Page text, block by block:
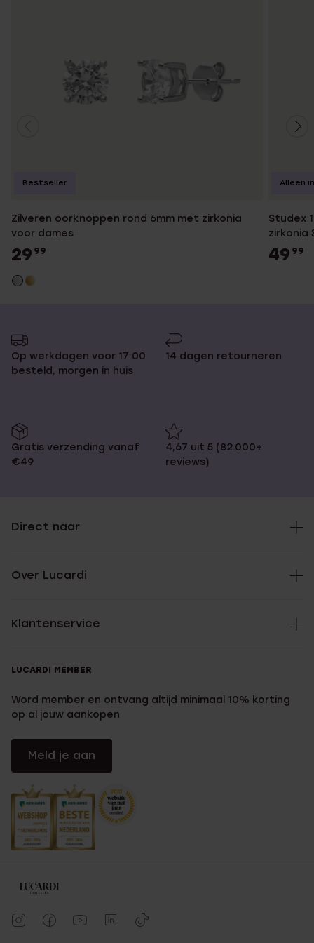
Zilveren oorknoppen rond 6mm met zirkonia
voor dames
29 99
Bestseller
Studex
zirkonia
49 99
Alleen
Op werkdagen voor 17:00
besteld, morgen in huis
14 dagen retourneren
Gratis verzending vanaf
€49
4,67 uit 5 (82.000+
reviews)
Direct naar
Over Lucardi
Klantenservice
LUCARDI MEMBER
Word member en ontvang altijd minimaal 10% korting
op al jouw aankopen
Meld je aan